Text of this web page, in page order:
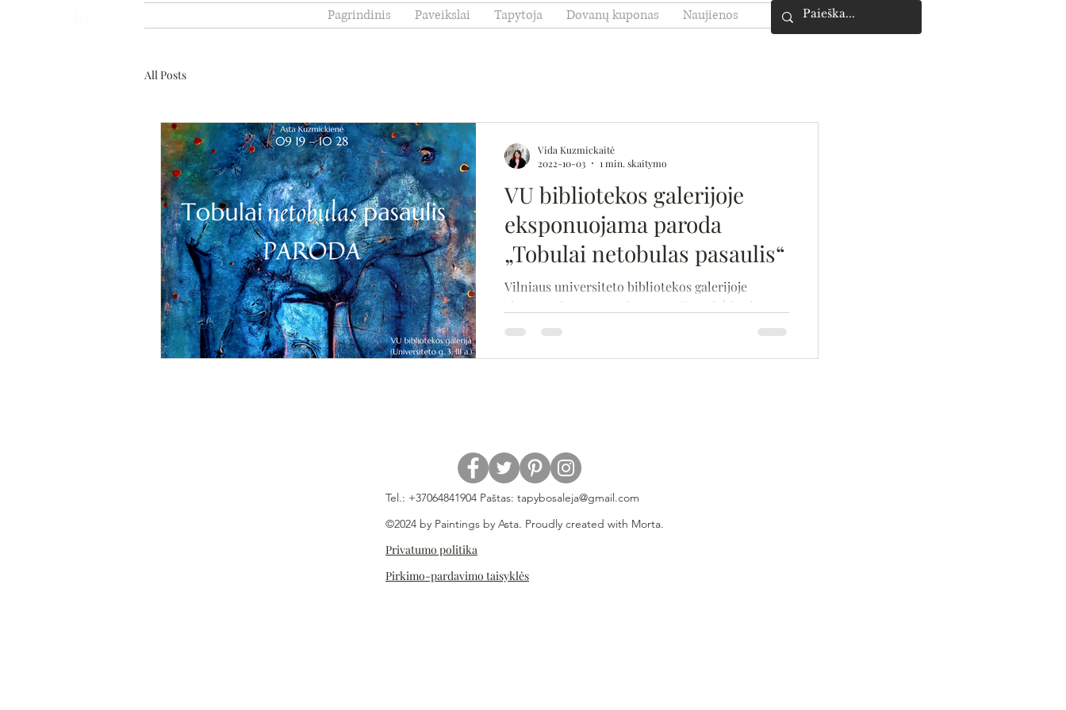
Pagrindinis Paveikslai Tapytoja Dovanų kuponas Naujienos
All Posts
VU bibliotekos galerijoje
eksponuojama paroda
„Tobulai netobulas pasaulis“
Vilniaus universiteto bibliotekos galerijoje
eksponuojama tapytojos Astos Kuzmickienės
paroda „Tobulai netobulas pasaulis“. Parodoje...
Vida Kuzmickaitė
2022-10-03
1 min. skaitymo
Tel.: +37064841904 Paštas: tapybosaleja@gmail.com
©2024 by Paintings by Asta. Proudly created with Morta.
Privatumo politika
Pirkimo-pardavimo taisyklės